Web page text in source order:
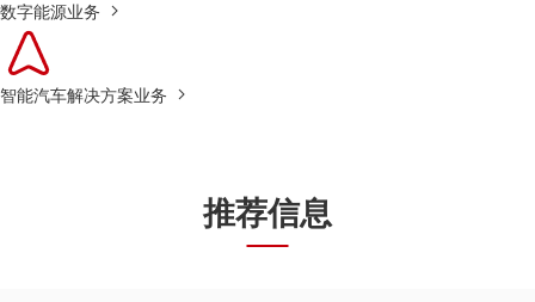
数字能源业务
智能汽车解决方案业务
推荐信息